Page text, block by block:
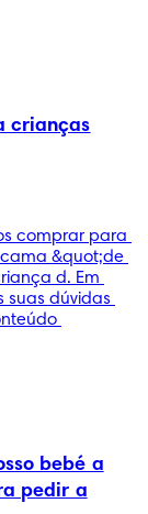
crianças
comprar para
&quot;de
d. Em
suas dúvidas
bebé a
pedir a